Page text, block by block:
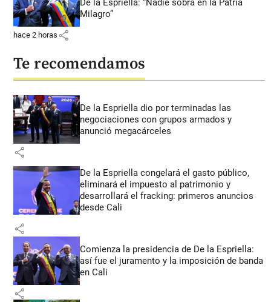
De la Espriella: “Nadie sobra en la Patria
Milagro”
hace 2 horas share
Te recomendamos
De la Espriella dio por terminadas las
negociaciones con grupos armados y
anunció megacárceles
share
De la Espriella congelará el gasto público,
eliminará el impuesto al patrimonio y
desarrollará el fracking: primeros anuncios
desde Cali
share
Comienza la presidencia de De la Espriella:
así fue el juramento y la imposición de banda
en Cali
share